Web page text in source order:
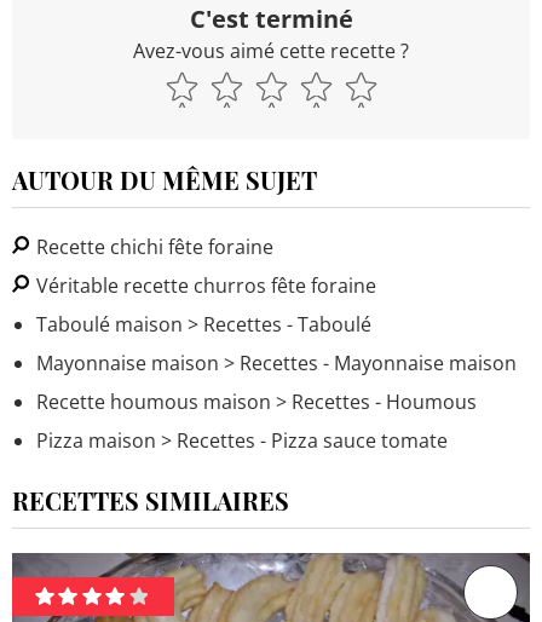
C'est terminé
Avez-vous aimé cette recette ?
AUTOUR DU MÊME SUJET
Recette chichi fête foraine
Véritable recette churros fête foraine
Taboulé maison > Recettes - Taboulé
Mayonnaise maison > Recettes - Mayonnaise maison
Recette houmous maison > Recettes - Houmous
Pizza maison > Recettes - Pizza sauce tomate
RECETTES SIMILAIRES